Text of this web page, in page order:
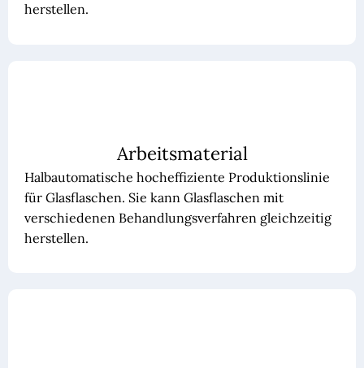
herstellen.
Arbeitsmaterial
Halbautomatische hocheffiziente Produktionslinie
für Glasflaschen. Sie kann Glasflaschen mit
verschiedenen Behandlungsverfahren gleichzeitig
herstellen.